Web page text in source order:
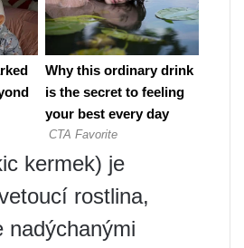
kermek) je
rostlina,
nadýchanými